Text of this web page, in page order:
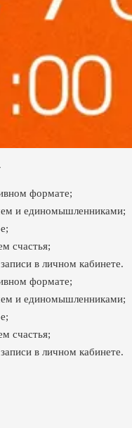
формате;
и единомышленниками;
счастья;
в личном кабинете.
формате;
и единомышленниками;
счастья;
в личном кабинете.